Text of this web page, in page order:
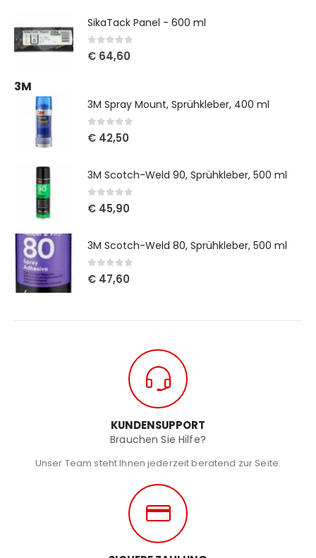
SikaTack Panel - 600 ml
0out of 5
€ 64,60
3M
3M Spray Mount, Sprühkleber, 400 ml
0out of 5
€ 42,50
3M Scotch-Weld 90, Sprühkleber, 500 ml
0out of 5
€ 45,90
3M Scotch-Weld 80, Sprühkleber, 500 ml
0out of 5
€ 47,60
KUNDENSUPPORT
Brauchen Sie Hilfe?
Unser Team steht Ihnen jederzeit beratend zur Seite.